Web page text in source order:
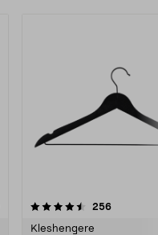
256
Kleshengere
4.5av 5 stjerner